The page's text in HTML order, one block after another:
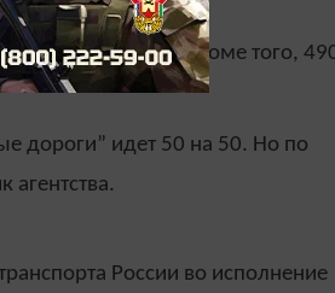
1 млрд рублей,
432 млн рублей. Кроме того,
дороги” идет 50 на 50. Но по
России во исполнение